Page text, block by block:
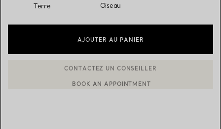
Terre Oiseau
AJOUTER AU PANIER